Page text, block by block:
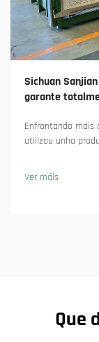
Sichuan
garante
Enfrontando máis
utilizou unha
manteu a
Ver máis
Que